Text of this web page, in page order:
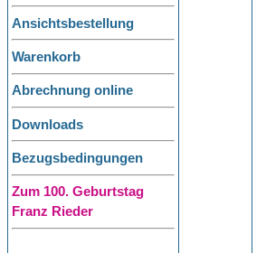
Ansichtsbestellung
Warenkorb
Abrechnung online
Downloads
Bezugsbedingungen
Zum 100. Geburtstag
Franz Rieder